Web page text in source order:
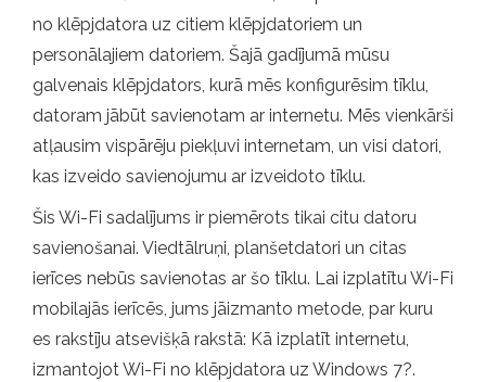
no klēpjdatora uz citiem klēpjdatoriem un
personālajiem datoriem. Šajā gadījumā mūsu
galvenais klēpjdators, kurā mēs konfigurēsim tīklu,
datoram jābūt savienotam ar internetu. Mēs vienkārši
atļausim vispārēju piekļuvi internetam, un visi datori,
kas izveido savienojumu ar izveidoto tīklu.
Šis Wi-Fi sadalījums ir piemērots tikai citu datoru
savienošanai. Viedtālruņi, planšetdatori un citas
ierīces nebūs savienotas ar šo tīklu. Lai izplatītu Wi-Fi
mobilajās ierīcēs, jums jāizmanto metode, par kuru
es rakstīju atsevišķā rakstā: Kā izplatīt internetu,
izmantojot Wi-Fi no klēpjdatora uz Windows 7?.